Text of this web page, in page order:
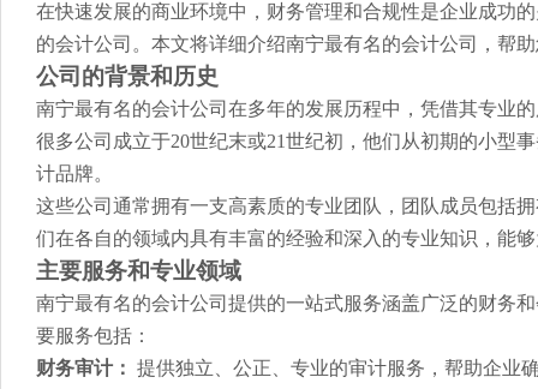
在快速发展的商业环境中，财务管理和合规性是企业成功
的会计公司。本文将详细介绍南宁最有名的会计公司，帮
公司的背景和历史
南宁最有名的会计公司在多年的发展历程中，凭借其专业
很多公司成立于20世纪末或21世纪初，他们从初期的小型
计品牌。
这些公司通常拥有一支高素质的专业团队，团队成员包括
们在各自的领域内具有丰富的经验和深入的专业知识，能
主要服务和专业领域
南宁最有名的会计公司提供的一站式服务涵盖广泛的财务
要服务包括：
财务审计： 提供独立、公正、专业的审计服务，帮助企业